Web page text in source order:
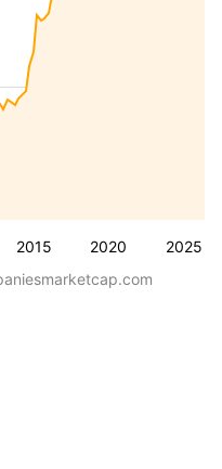
2015 2020 2025